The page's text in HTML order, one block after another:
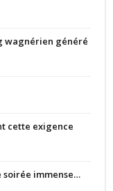
wagnérien généré
cette exigence
soirée immense…